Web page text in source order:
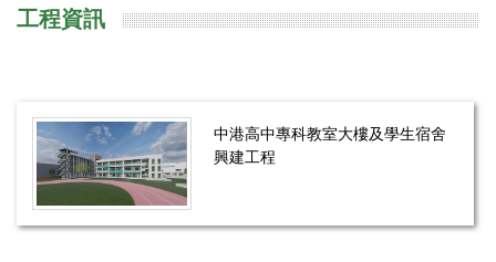
工程資訊
中港高中專科教室大樓及學生宿舍
興建工程